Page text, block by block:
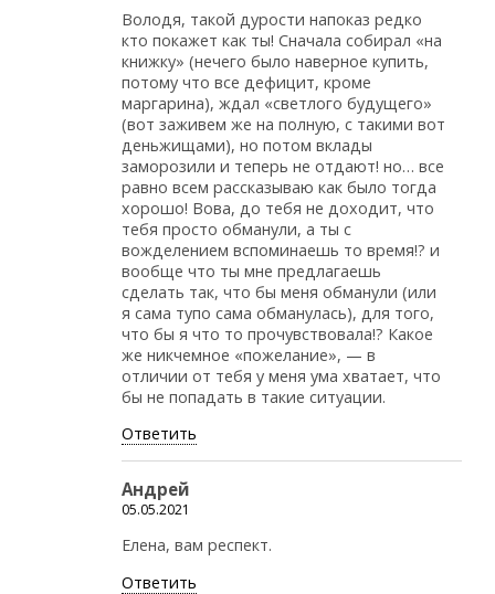
Володя, такой дурости напоказ редко
кто покажет как ты! Сначала собирал «на
книжку» (нечего было наверное купить,
потому что все дефицит, кроме
маргарина), ждал «светлого будущего»
(вот заживем же на полную, с такими вот
деньжищами), но потом вклады
заморозили и теперь не отдают! но… все
равно всем рассказываю как было тогда
хорошо! Вова, до тебя не доходит, что
тебя просто обманули, а ты с
вожделением вспоминаешь то время!? и
вообще что ты мне предлагаешь
сделать так, что бы меня обманули (или
я сама тупо сама обманулась), для того,
что бы я что то прочувствовала!? Какое
же никчемное «пожелание», — в
отличии от тебя у меня ума хватает, что
бы не попадать в такие ситуации.
Ответить
Андрей
05.05.2021
Елена, вам респект.
Ответить